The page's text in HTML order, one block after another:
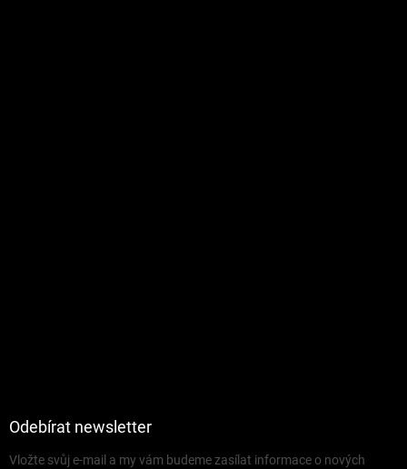
Odebírat newsletter
Vložte svůj e-mail a my vám budeme zasílat informace o nových